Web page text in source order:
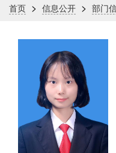
首页 > 信息公开 > 部门